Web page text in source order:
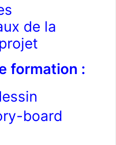
de la
formation :
board